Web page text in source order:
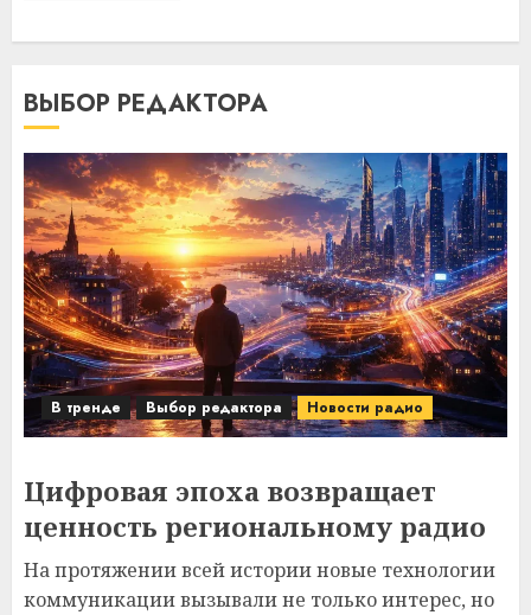
ВЫБОР РЕДАКТОРА
В тренде Выбор редактора Новости радио
Цифровая эпоха возвращает
ценность региональному радио
На протяжении всей истории новые технологии
коммуникации вызывали не только интерес, но